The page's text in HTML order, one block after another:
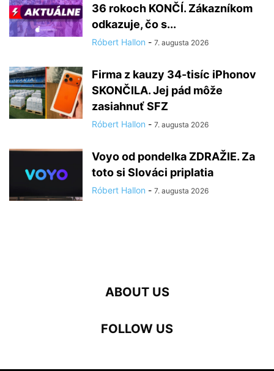
36 rokoch KONČÍ. Zákazníkom
odkazuje, čo s...
Róbert Hallon - 7. augusta 2026
Firma z kauzy 34-tisíc iPhonov
SKONČILA. Jej pád môže
zasiahnuť SFZ
Róbert Hallon - 7. augusta 2026
Voyo od pondelka ZDRAŽIE. Za
toto si Slováci priplatia
Róbert Hallon - 7. augusta 2026
ABOUT US
FOLLOW US